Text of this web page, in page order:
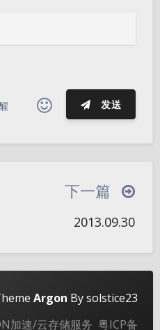
Sans Serif Serif
浅阴影 深阴影
闭 日落 暗化 灰度
发送
ゝ
(☆ω☆)
∇￣o)
ง⁼³₌₃
(ó﹏ò｡)
ﾉ"(´っω･｀｡)
下一篇
2013.09.30
Argon By solstice23
加速/云存储服务 粤ICP备